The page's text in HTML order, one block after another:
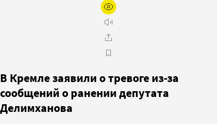
В Кремле заявили о тревоге из-за
сообщений о ранении депутата
Делимханова